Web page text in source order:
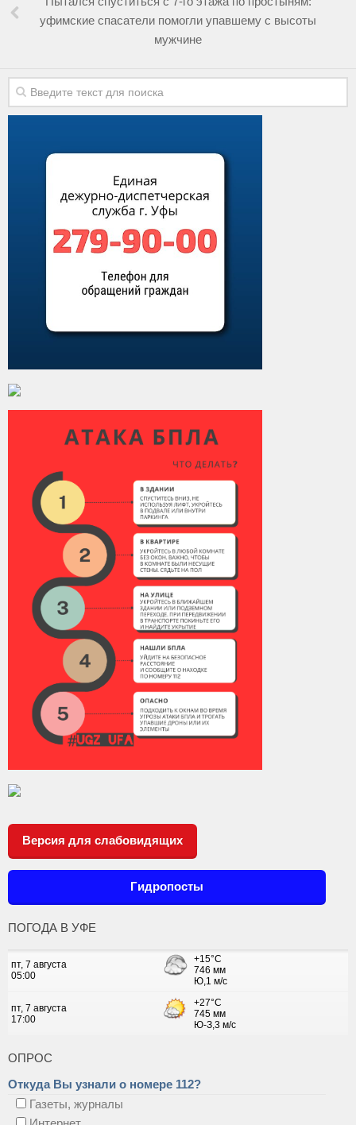
уфимские спасатели помогли упавшему с высоты
мужчине
Версия для слабовидящих
Гидропосты
ПОГОДА В УФЕ
ОПРОС
Откуда Вы узнали о номере 112?
Газеты, журналы